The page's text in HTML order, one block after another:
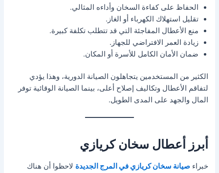
الحفاظ على كفاءة السخان وأداءه المثالي.
تقليل استهلاك الكهرباء أو الغاز.
منع الأعطال المفاجئة التي قد تتطلب تكلفة كبيرة.
زيادة العمر الافتراضي للجهاز.
ضمان الأمان الكامل للأسرة أو المكان.
الكثير من المستخدمين يتجاهلون الصيانة الدورية، وهذا يؤدي
لتفاقم الأعطال وتكاليف إصلاح أعلى، بينما الصيانة الوقائية توفر
المال والجهد على المدى الطويل.
أبرز أعطال سخان كريازي
خبراءصيانة سخان كريازي في المرج الجديدة لاحظوا أن هناك